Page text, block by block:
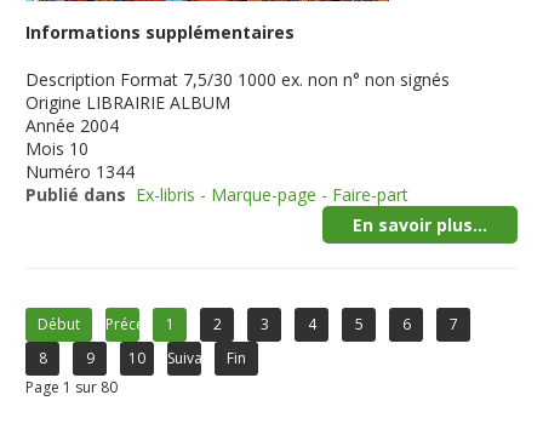
Informations supplémentaires
Description Format 7,5/30 1000 ex. non n° non signés
Origine LIBRAIRIE ALBUM
Année 2004
Mois 10
Numéro 1344
Publié dans Ex-libris - Marque-page - Faire-part
En savoir plus...
Début Précédent1 2 3 4 5 6
7
8
9 10 Suivant
Fin
Page 1 sur 80